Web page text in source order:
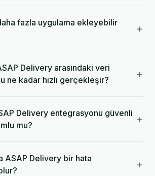
daha fazla uygulama ekleyebilir
+
Delivery arasındaki veri
ne kadar hızlı gerçekleşir?
+
Delivery entegrasyonu güvenli
mu?
+
ASAP Delivery bir hata
+